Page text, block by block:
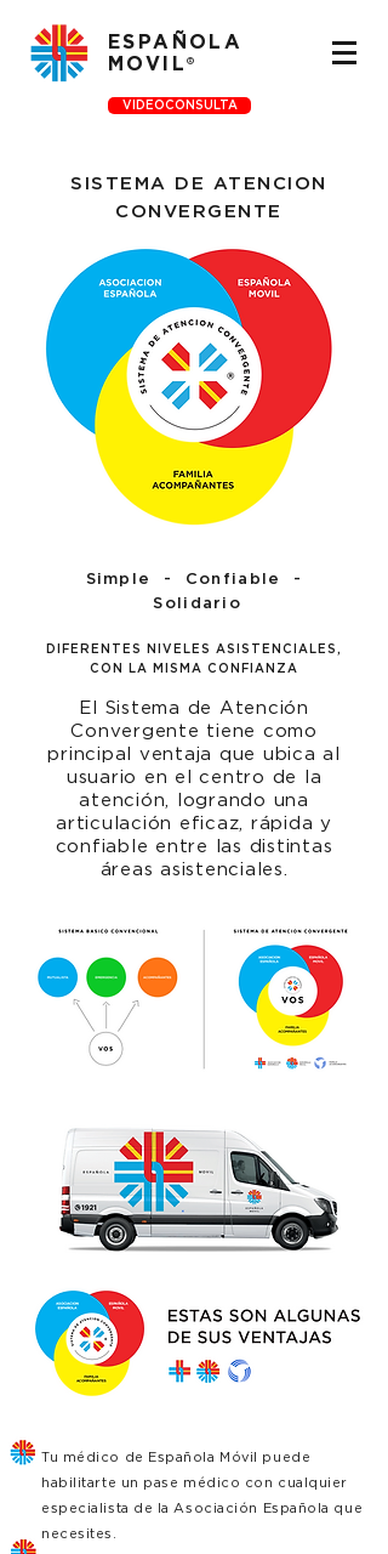
ESPAÑOLA
MOVIL®
VIDEOCONSULTA
SISTEMA DE ATENCION
CONVERGENTE
Simple - Confiable -
Solidario
DIFERENTES NIVELES ASISTENCIALES,
CON LA MISMA CONFIANZA
El Sistema de Atención
Convergente tiene como
principal ventaja que ubica al
usuario en el centro de la
atención, logrando una
articulación eficaz, rápida y
confiable entre las distintas
áreas asistenciales.
Tu médico de Española Móvil puede
habilitarte un pase médico con cualquier
especialista de la Asociación Española que
necesites.